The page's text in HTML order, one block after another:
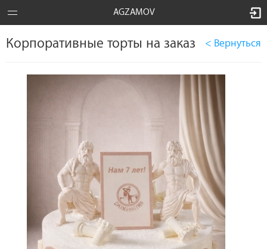
AGZAMOV
Корпоративные торты на заказ < Вернуться